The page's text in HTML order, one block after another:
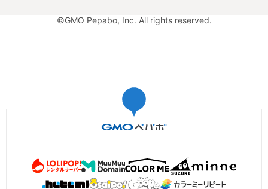
©GMO Pepabo, Inc. All rights reserved.